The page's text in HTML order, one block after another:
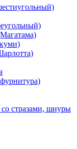
стразами, шнуры